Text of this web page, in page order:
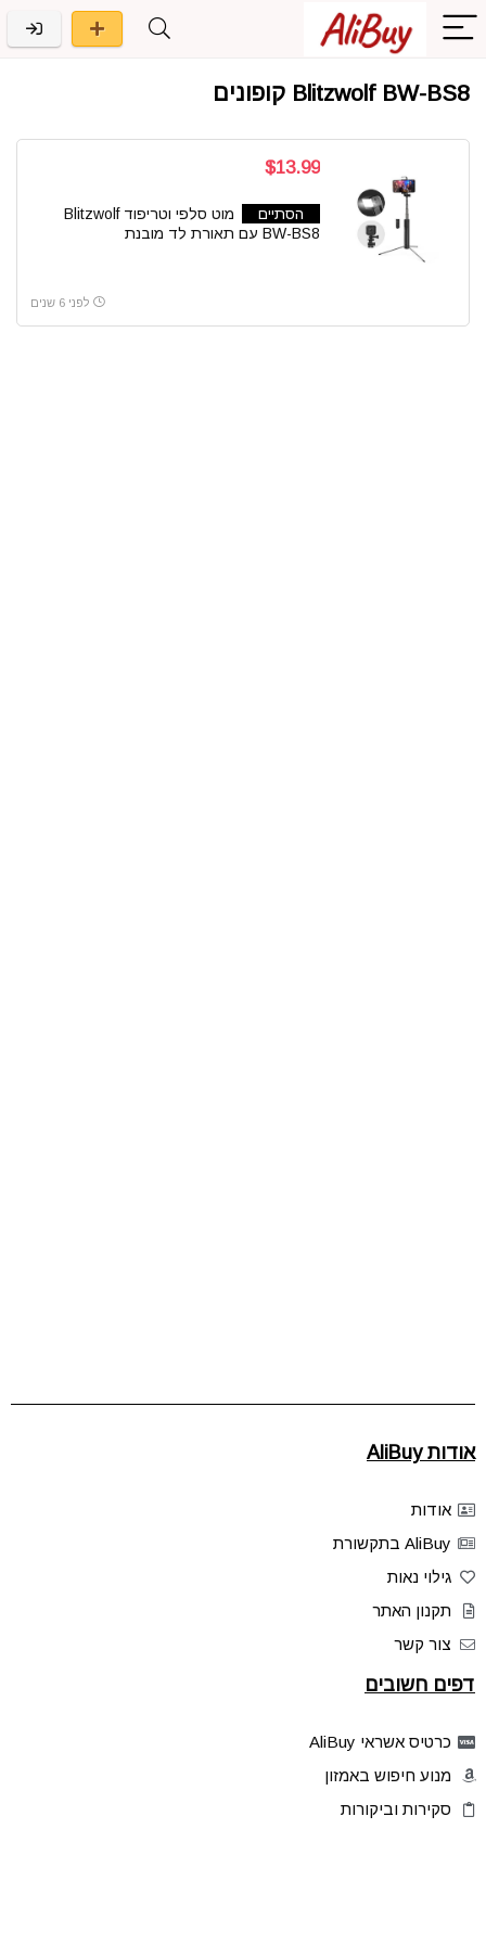
Blitzwolf BW-BS8 קופונים
$13.99
הסתיים
מוט סלפי וטריפוד Blitzwolf
BW-BS8 עם תאורת לד מובנת
לפני 6 שנים
אודות AliBuy
אודות
AliBuy בתקשורת
גילוי נאות
תקנון האתר
צור קשר
דפים חשובים
כרטיס אשראי AliBuy
מנוע חיפוש באמזון
סקירות וביקורות